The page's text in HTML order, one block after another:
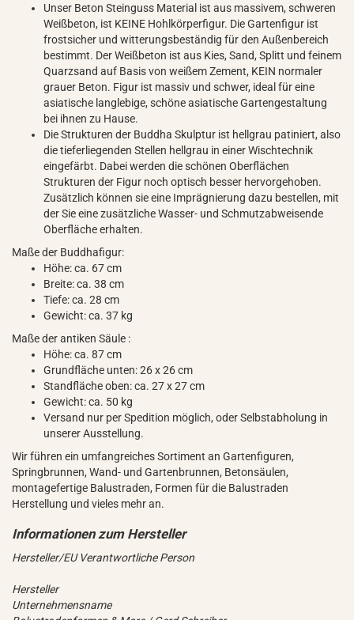
Unser Beton Steinguss Material ist aus massivem, schweren
Weißbeton, ist KEINE Hohlkörperfigur. Die Gartenfigur ist
frostsicher und witterungsbeständig für den Außenbereich
bestimmt. Der Weißbeton ist aus Kies, Sand, Splitt und feinem
Quarzsand auf Basis von weißem Zement, KEIN normaler
grauer Beton. Figur ist massiv und schwer, ideal für eine
asiatische langlebige, schöne asiatische Gartengestaltung
bei ihnen zu Hause.
Die Strukturen der Buddha Skulptur ist hellgrau patiniert, also
die tieferliegenden Stellen hellgrau in einer Wischtechnik
eingefärbt. Dabei werden die schönen Oberflächen
Strukturen der Figur noch optisch besser hervorgehoben.
Zusätzlich können sie eine Imprägnierung dazu bestellen, mit
der Sie eine zusätzliche Wasser- und Schmutzabweisende
Oberfläche erhalten.
Maße der Buddhafigur:
Höhe: ca. 67 cm
Breite: ca. 38 cm
Tiefe: ca. 28 cm
Gewicht: ca. 37 kg
Maße der antiken Säule :
Höhe: ca. 87 cm
Grundfläche unten: 26 x 26 cm
Standfläche oben: ca. 27 x 27 cm
Gewicht: ca. 50 kg
Versand nur per Spedition möglich, oder Selbstabholung in
unserer Ausstellung.
Wir führen ein umfangreiches Sortiment an Gartenfiguren,
Springbrunnen, Wand- und Gartenbrunnen, Betonsäulen,
montagefertige Balustraden, Formen für die Balustraden
Herstellung und vieles mehr an.
Hersteller/EU Verantwortliche Person
Hersteller
Unternehmensname